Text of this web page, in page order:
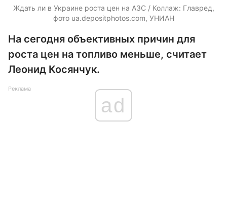
Ждать ли в Украине роста цен на АЗС / Коллаж: Главред,
фото ua.depositphotos.com, УНИАН
На сегодня объективных причин для
роста цен на топливо меньше, считает
Леонид Косянчук.
Реклама
ad